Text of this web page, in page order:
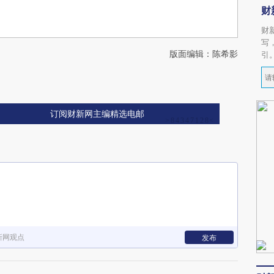
版面编辑：陈希影
订阅财新网主编精选电邮
网观点 发布
财
财
写
引